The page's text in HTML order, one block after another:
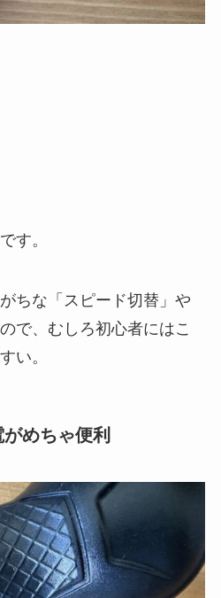
す。
ちな「スピード切替」や
で、むしろ初心者にはこ
い。
めちゃ便利